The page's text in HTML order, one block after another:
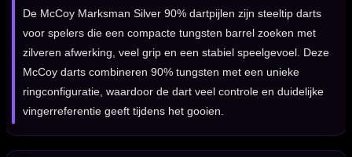
De McCoy Marksman Silver 90% dartpijlen zijn steeltip darts
voor spelers die een compacte tungsten barrel zoeken met
zilveren afwerking, veel grip en een stabiel speelgevoel. Deze
McCoy darts combineren 90% tungsten met een unieke
ringconfiguratie, waardoor de dart veel controle en duidelijke
vingerreferentie geeft tijdens het gooien.